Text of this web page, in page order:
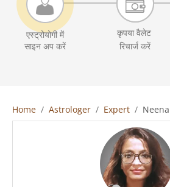
एस्ट्रोयोगी में
साइन अप करें
कृपया वैलेट
रिचार्ज करें
Home Astrologer Expert Neena